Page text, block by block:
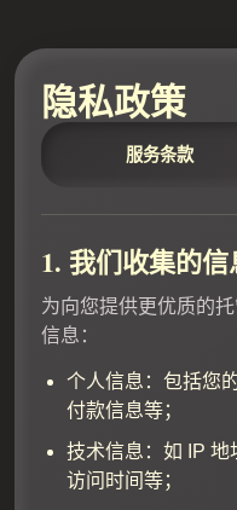
隐私政策
服务条款
1. 我们收集的信
为向您提供更优质的
信息：
个人信息：包括您
付款信息等；
技术信息：如 IP 地
访问时间等；